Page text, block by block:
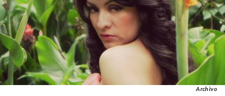
Archivo